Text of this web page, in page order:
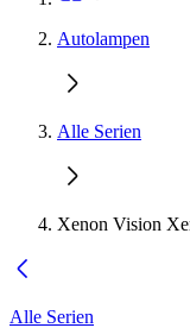
Autolampen
Alle Serien
Xenon Vision
Alle Serien